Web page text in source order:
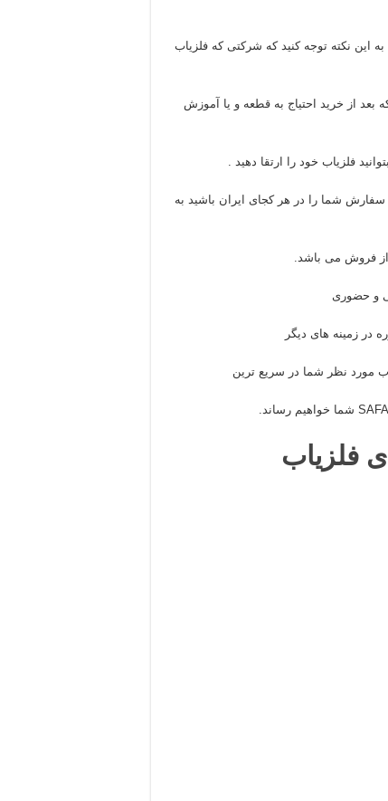
این نکته توجه کنید که شرکتی که فلزیاب
از خرید احتیاج به قطعه و یا آموزش
فلزیاب خود را ارتقا دهید .
شما را در هر کجای ایران باشید به
فروش می باشد.
و حضوری
در زمینه های دیگر
مورد نظر شما در سریع ترین
فلزیاب